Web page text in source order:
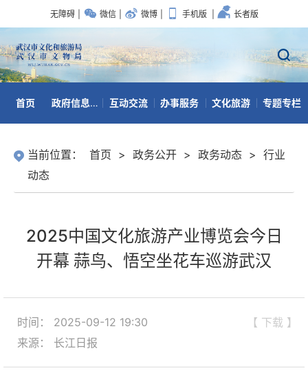
无障碍 微信 微博 手机版 长者版
首页 政府信息公开 互动交流 办事服务 文化旅游 专题专栏
当前位置： 首页 > 政务公开 > 政务动态 > 行业
动态
2025中国文化旅游产业博览会今日
开幕 蒜鸟、悟空坐花车巡游武汉
【 下载 】
时间： 2025-09-12 19:30
来源： 长江日报